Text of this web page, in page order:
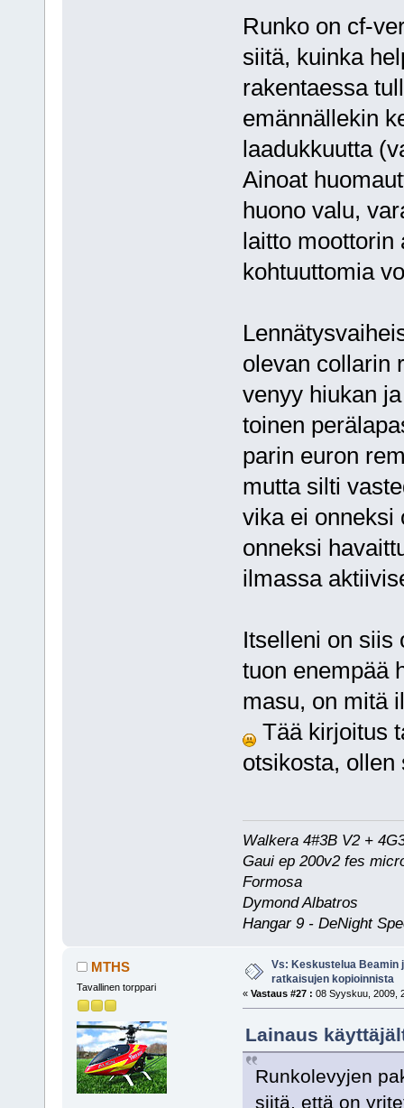
Runko on cf-
siitä, kuinka
rakentaessa
emännällekin
laadukkuutta
Ainoat
huono valu,
laitto moottorin
kohtuuttomia
olevan collarin
venyy hiukan
toinen
parin euron
mutta silti
vika ei onneksi
onneksi
ilmassa
Itselleni on siis
tuon enempää
masu, on mitä
Tää kirjoitus
otsikosta, ollen
Walkera 4#3B V2 +
Gaui ep 200v2 fes
Formosa
Dymond Albatros
Hangar 9 - DeNight
MTHS
Tavallinen torppari
Vs: Keskustelua Beamin
ratkaisujen kopioinnista
« Vastaus #27 : 08 Syyskuu, 2009,
Lainaus
Runkolevyjen
siitä, että on